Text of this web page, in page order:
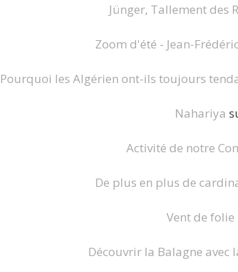
Jünger, Tallement des
Zoom d'été - Jean-
Pourquoi les Algérien ont-ils toujours
Nahariya
Activité de notre
De plus en plus de
Vent de folie
Découvrir la Balagne avec